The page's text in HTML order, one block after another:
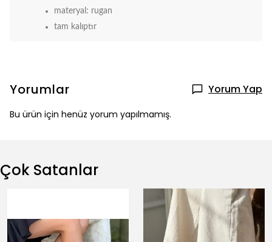
materyal: rugan
tam kalıptır
Yorumlar Yorum Yap
Bu ürün için henüz yorum yapılmamış.
Çok Satanlar